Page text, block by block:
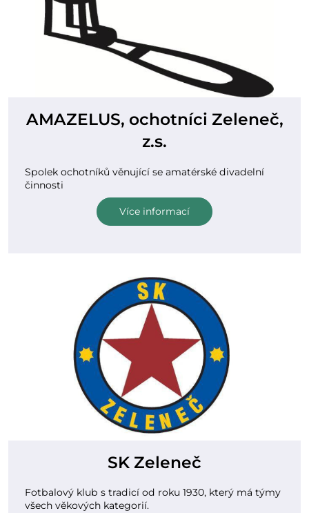
AMAZELUS, ochotníci Zeleneč,
z.s.
Spolek ochotníků věnující se amatérské divadelní
činnosti
Více informací
SK Zeleneč
Fotbalový klub s tradicí od roku 1930, který má týmy
všech věkových kategorií.